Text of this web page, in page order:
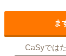
ま
CaSyでは